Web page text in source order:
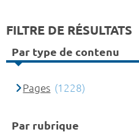
FILTRE DE RÉSULTATS
Par type de contenu
Pages (1228)
Par rubrique